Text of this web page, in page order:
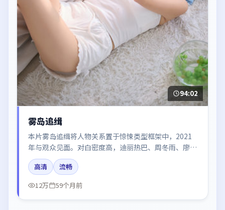
94:02
雾岛追缉
本片雾岛追缉将人物关系置于惊悚类型框架中，2021
年与观众见面。对白密度高，迪丽热巴、周冬雨、廖凡
的台词节奏值得关注；整体气质偏泰国都市与冷色调摄
影。
高清
流畅
12万
59个月前